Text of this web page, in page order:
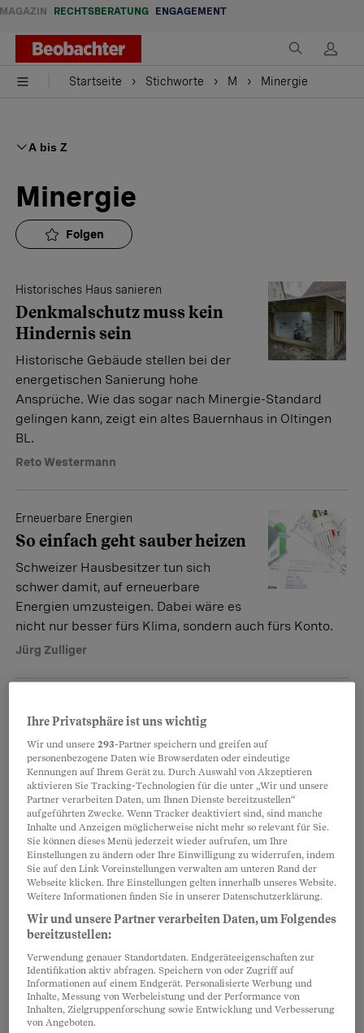
MAGAZIN RECHTSBERATUNG ENGAGEMENT
Startseite Stichworte M Minergie
A bis Z
Minergie
Folgen
Historisches Haus sanieren
Denkmalschutz muss kein
Hindernis sein
Historische Gebäude stellen bei der
energetischen Sanierung hohe
Ansprüche. Wie das sogar nach Minergie-Standard
gelingen kann, zeigt ein altes Bauernhaus in Oltingen
BL.
Reto Westermann
Erneuerbare Energien
So einfach geht sauber heizen
Schweizer Hausbesitzer tun sich
schwer damit, auf erneuerbare
Energien umzusteigen. Dabei wäre es
nicht nur besser fürs Klima, sondern auch fürs Konto.
Jürg Zulliger
Strom von der Sonne
anzapfen
Warmes Wasser für Küche und Bad,
Strom fürs ganze Haus – mit der Kraft
der Sonne können Hausbesitzer selber Energie
produzieren. Umweltfreundlich und rentabel.
Üsé Meyer
Immobilien
Verhandeln beim
Wohnungskauf ist Gold wert
Kaufverträge für Immobilien sind oft
wolkig und damit riskant – gerade
beim Kauf «ab Plan». Worauf man achten sollte.
Ihre Privatsphäre ist uns wichtig
Wir und unsere293-Partner speichern und greifen auf
personenbezogene Daten wie Browserdaten oder eindeutige
Kennungen auf Ihrem Gerät zu. Durch Auswahl von Akzeptieren
aktivieren Sie Tracking-Technologien für die unter „Wir und unsere
Partner verarbeiten Daten, um Ihnen Dienste bereitzustellen“
aufgeführten Zwecke. Wenn Tracker deaktiviert sind, sind manche
Inhalte und Anzeigen möglicherweise nicht mehr so relevant für Sie.
Sie können dieses Menü jederzeit wieder aufrufen, um Ihre
Einstellungen zu ändern oder Ihre Einwilligung zu widerrufen, indem
Sie auf den Link Voreinstellungen verwalten am unteren Rand der
Webseite klicken. Ihre Einstellungen gelten innerhalb unseres Website.
Weitere Informationen finden Sie in unserer Datenschutzerklärung.
Wir und unsere Partner verarbeiten Daten, um Folgendes
bereitzustellen:
Verwendung genauer Standortdaten. Endgeräteeigenschaften zur
Identifikation aktiv abfragen. Speichern von oder Zugriff auf
Informationen auf einem Endgerät. Personalisierte Werbung und
Inhalte, Messung von Werbeleistung und der Performance von
Inhalten, Zielgruppenforschung sowie Entwicklung und Verbesserung
von Angeboten.